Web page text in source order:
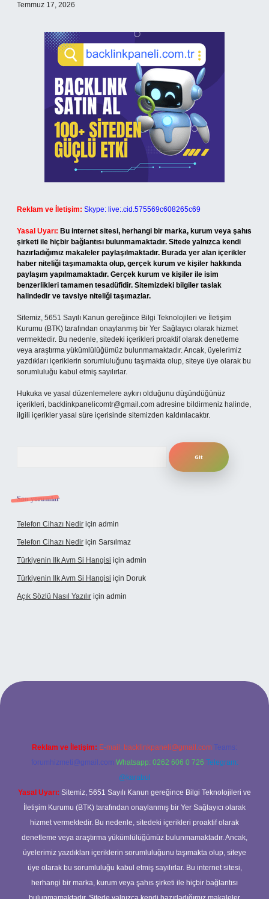
Temmuz 17, 2026
Reklam ve İletişim: Skype: live:.cid.575569c608265c69
Yasal Uyarı: Bu internet sitesi, herhangi bir marka, kurum veya şahıs
şirketi ile hiçbir bağlantısı bulunmamaktadır. Sitede yalnızca kendi
hazırladığımız makaleler paylaşılmaktadır. Burada yer alan içerikler
haber niteliği taşımamakta olup, gerçek kurum ve kişiler hakkında
paylaşım yapılmamaktadır. Gerçek kurum ve kişiler ile isim
benzerlikleri tamamen tesadüfidir. Sitemizdeki bilgiler taslak
halindedir ve tavsiye niteliği taşımazlar.
Sitemiz, 5651 Sayılı Kanun gereğince Bilgi Teknolojileri ve İletişim
Kurumu (BTK) tarafından onaylanmış bir Yer Sağlayıcı olarak hizmet
vermektedir. Bu nedenle, sitedeki içerikleri proaktif olarak denetleme
veya araştırma yükümlülüğümüz bulunmamaktadır. Ancak, üyelerimiz
yazdıkları içeriklerin sorumluluğunu taşımakta olup, siteye üye olarak bu
sorumluluğu kabul etmiş sayılırlar.
Hukuka ve yasal düzenlemelere aykırı olduğunu düşündüğünüz
içerikleri, backlinkpanelicomtr@gmail.com adresine bildirmeniz halinde,
ilgili içerikler yasal süre içerisinde sitemizden kaldırılacaktır.
Son yorumlar
Telefon Cihazı Nedir için admin
Telefon Cihazı Nedir için Sarsılmaz
Türkiyenin Ilk Avm Si Hangisi için admin
Türkiyenin Ilk Avm Si Hangisi için Doruk
Açık Sözlü Nasıl Yazılır için admin
Reklam ve İletişim: E-mail: backlinkpaneli@gmail.com Teams:
forumhizmeti@gmail.com Whatsapp: 0262 606 0 726 Telegram:
@karabul
Yasal Uyarı: Sitemiz, 5651 Sayılı Kanun gereğince Bilgi Teknolojileri ve
İletişim Kurumu (BTK) tarafından onaylanmış bir Yer Sağlayıcı olarak
hizmet vermektedir. Bu nedenle, sitedeki içerikleri proaktif olarak
denetleme veya araştırma yükümlülüğümüz bulunmamaktadır. Ancak,
üyelerimiz yazdıkları içeriklerin sorumluluğunu taşımakta olup, siteye
üye olarak bu sorumluluğu kabul etmiş sayılırlar. Bu internet sitesi,
herhangi bir marka, kurum veya şahıs şirketi ile hiçbir bağlantısı